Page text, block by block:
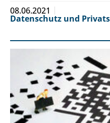
08.06.2021
Datenschutz und